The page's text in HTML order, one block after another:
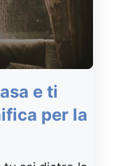
e ti
per la